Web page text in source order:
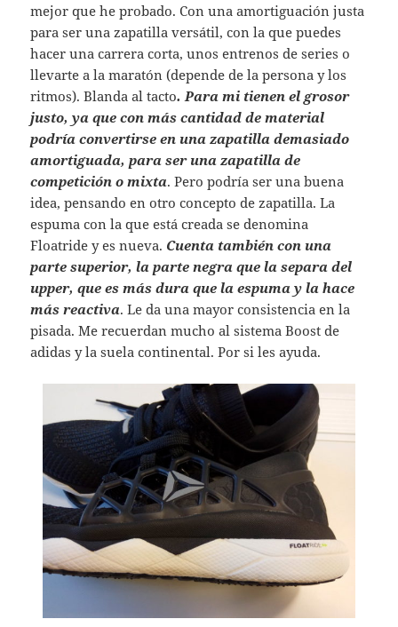
mejor que he probado. Con una amortiguación justa
para ser una zapatilla versátil, con la que puedes
hacer una carrera corta, unos entrenos de series o
llevarte a la maratón (depende de la persona y los
ritmos). Blanda al tacto. Para mi tienen el grosor
justo, ya que con más cantidad de material
podría convertirse en una zapatilla demasiado
amortiguada, para ser una zapatilla de
competición o mixta. Pero podría ser una buena
idea, pensando en otro concepto de zapatilla. La
espuma con la que está creada se denomina
Floatride y es nueva. Cuenta también con una
parte superior, la parte negra que la separa del
upper, que es más dura que la espuma y la hace
más reactiva. Le da una mayor consistencia en la
pisada. Me recuerdan mucho al sistema Boost de
adidas y la suela continental. Por si les ayuda.